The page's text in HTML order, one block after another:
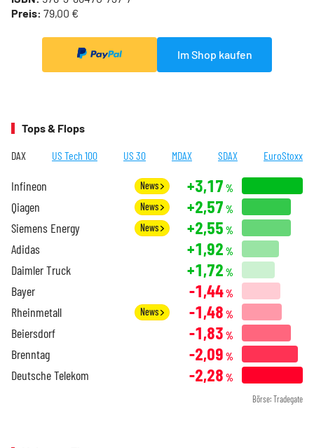
Preis: 79,00 €
Im Shop kaufen
Tops & Flops
DAX US Tech 100 US 30 MDAX SDAX EuroStoxx
Infineon News +3,17 %
Qiagen News +2,57 %
Siemens Energy News +2,55 %
Adidas +1,92 %
Daimler Truck +1,72 %
Bayer -1,44%
Rheinmetall News -1,48 %
Beiersdorf -1,83 %
Brenntag -2,09 %
Deutsche Telekom -2,28 %
Börse: Tradegate